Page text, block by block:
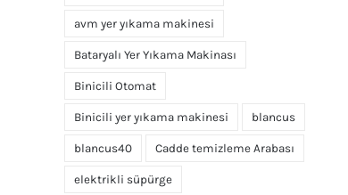
avm yer yıkama makinesi
Bataryalı Yer Yıkama Makinası
Binicili Otomat
Binicili yer yıkama makinesi blancus
blancus40 Cadde temizleme Arabası
elektrikli süpürge